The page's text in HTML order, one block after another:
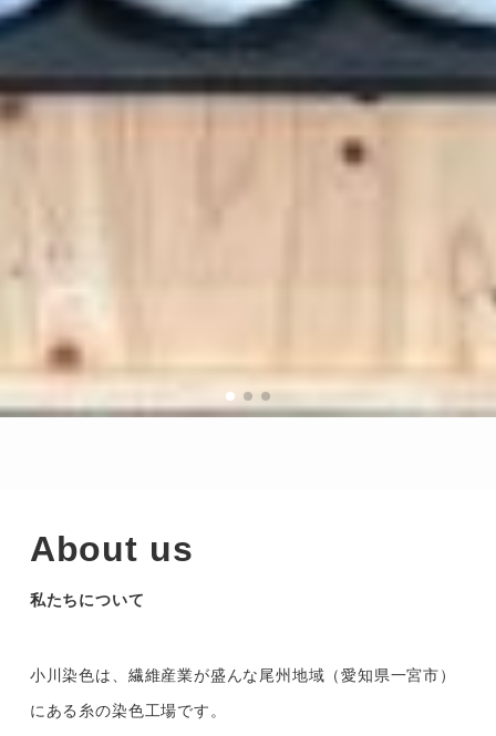
About us
私たちについて
小川染色は、繊維産業が盛んな尾州地域（愛知県一宮市）
にある糸の染色工場です。